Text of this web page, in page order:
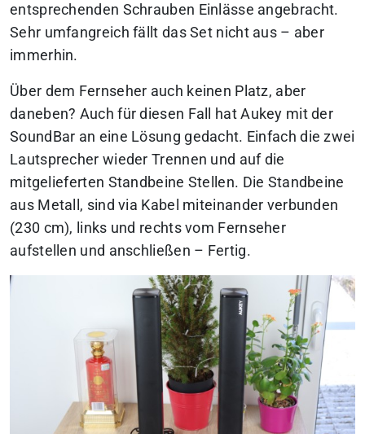
entsprechenden Schrauben Einlässe angebracht.
Sehr umfangreich fällt das Set nicht aus – aber
immerhin.
Über dem Fernseher auch keinen Platz, aber
daneben? Auch für diesen Fall hat Aukey mit der
SoundBar an eine Lösung gedacht. Einfach die zwei
Lautsprecher wieder Trennen und auf die
mitgelieferten Standbeine Stellen. Die Standbeine
aus Metall, sind via Kabel miteinander verbunden
(230 cm), links und rechts vom Fernseher
aufstellen und anschließen – Fertig.